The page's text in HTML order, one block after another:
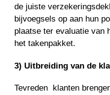
de juiste
bijvoegsels op aan hun
plaatse ter evaluatie van
het takenpakket.
3) Uitbreiding van de
Tevreden klanten